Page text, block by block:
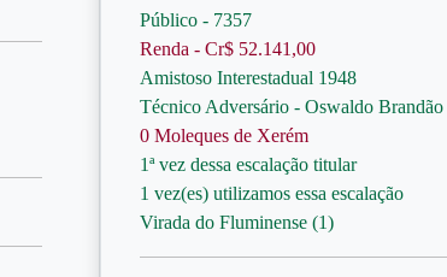
Público - 7357
Renda - Cr$ 52.141,00
Amistoso Interestadual 1948
Técnico Adversário - Oswaldo Brandão
0 Moleques de Xerém
1ª vez dessa escalação titular
1 vez(es) utilizamos essa escalação
Virada do Fluminense (1)